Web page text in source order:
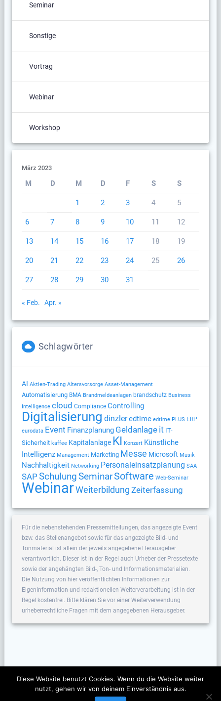
Seminar
Sonstige
Vortrag
Webinar
Workshop
März 2023
M D M D F S S
1 2 3 4 5
6 7 8 9 10 11 12
13 14 15 16 17 18 19
20 21 22 23 24 25 26
27 28 29 30 31
« Feb. Apr. »
Schlagwörter
AI Aktien-Trading Altersvorsorge Asset-Management
Automatisierung BMA Brandmeldeanlagen brandschutz Business
Intelligence cloud Compliance Controlling
Digitalisierung dinzleredtime edtime PLUS ERP
eurodata Event Finanzplanung Geldanlage it IT-
Sicherheit kaffee Kapitalanlage KI Konzert Künstliche
Intelligenz Management Marketing Messe Microsoft Musik
Nachhaltigkeit Networking Personaleinsatzplanung SAA
SAP SchulungSeminarSoftware Web-Seminar
WebinarWeiterbildung Zeiterfassung
Für die nebenstehenden Pressemitteilungen, das angezeigte Event
bzw. das Stellenangebot sowie für das angezeigte Bild- und
Tonmaterial ist allein der jeweils angegebene Herausgeber
verantwortlich. Dieser ist in der Regel auch Urheber der Pressetexte
sowie der angehängten Bild-, Ton- und Informationsmaterialien.
Die Nutzung von hier veröffentlichten Informationen zur
Eigeninformation und redaktionellen Weiterverarbeitung ist in der
Regel kostenfrei. Bitte klären Sie vor einer Weiterverwendung
urheberrechtliche Fragen mit dem angegebenen Herausgeber.
Diese Website benutzt Cookies. Wenn du die Website weiter
nutzt, gehen wir von deinem Einverständnis aus.